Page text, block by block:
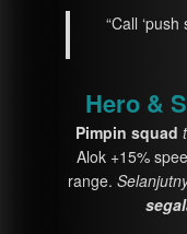
“Call
Hero &
Pimpin squad
Alok +15%
range.